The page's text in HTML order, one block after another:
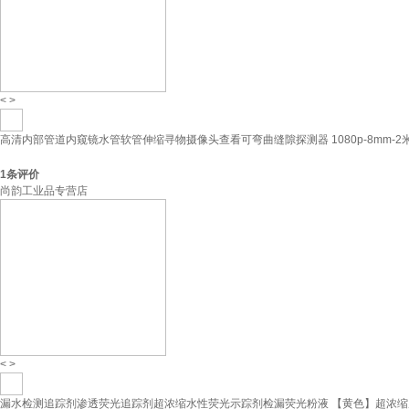
< >
高清内部管道内窥镜水管软管伸缩寻物摄像头查看可弯曲缝隙探测器 1080p-8mm-2
1条评价
尚韵工业品专营店
< >
漏水检测追踪剂渗透荧光追踪剂超浓缩水性荧光示踪剂检漏荧光粉液 【黄色】超浓